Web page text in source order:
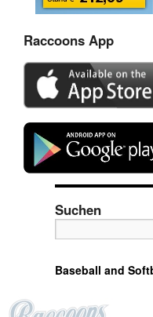
Raccoons App
Suchen
Baseball and